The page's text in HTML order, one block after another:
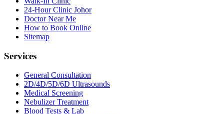
24-Hour Clinic Johor
Doctor Near Me
How to Book Online
Sitemap
Services
General Consultation
2D/4D/5D/6D Ultrasounds
Medical Screening
Nebulizer Treatment
Blood Tests & Lab